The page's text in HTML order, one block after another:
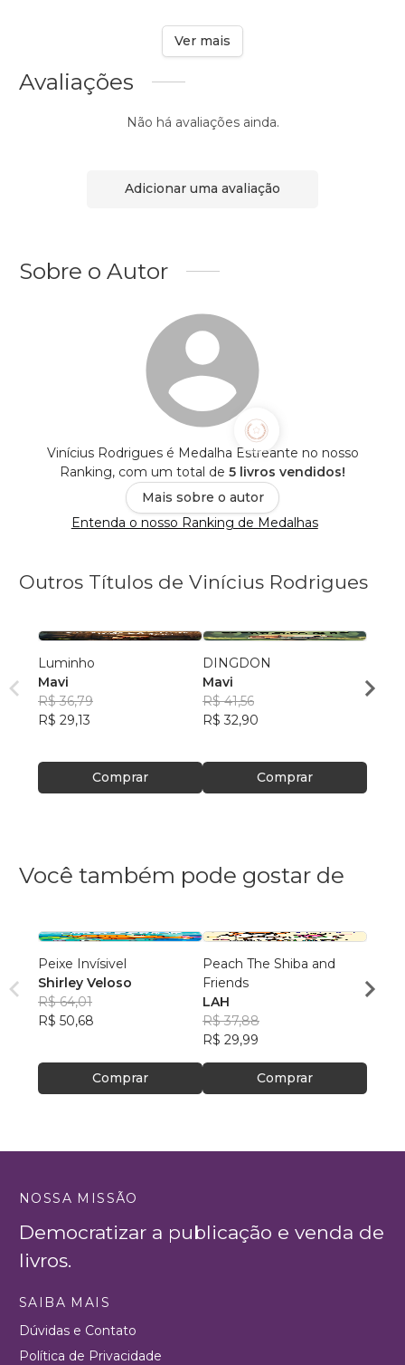
Ver mais
Avaliações
Não há avaliações ainda.
Adicionar uma avaliação
Sobre o Autor
Vinícius Rodrigues é Medalha Estreante no nosso
Ranking, com um total de 5 livros vendidos!
Mais sobre o autor
Entenda o nosso Ranking de Medalhas
Outros Títulos de Vinícius Rodrigues
Luminho
Mavi
R$ 36,79
R$ 29,13
Comprar
DINGDON
Mavi
R$ 41,56
R$ 32,90
Comprar
Mavi
R$
Você também pode gostar de
Peixe Invísivel
Shirley Veloso
R$ 64,01
R$ 50,68
Comprar
Peach The Shiba and
Friends
LAH
R$ 37,88
R$ 29,99
Comprar
Silva
R$
NOSSA MISSÃO
Democratizar a publicação e venda de
livros.
SAIBA MAIS
Dúvidas e Contato
Política de Privacidade